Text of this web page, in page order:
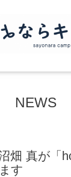
NEWS
畑 真が「
す